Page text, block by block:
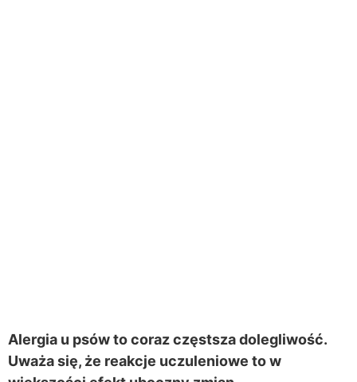
Alergia u psów to coraz częstsza dolegliwość.
Uważa się, że reakcje uczuleniowe to w